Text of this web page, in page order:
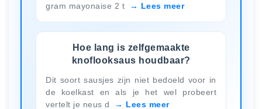
gram mayonaise 2 t
Lees meer
Hoe lang is zelfgemaakte
knoflooksaus houdbaar?
Dit soort sausjes zijn niet bedoeld voor in
de koelkast en als je het wel probeert
vertelt je neus d
Lees meer